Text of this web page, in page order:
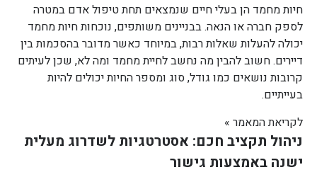
חיות מחמד הן בעלי חיים שנמצאים תחת טיפול אדם במטרה
לספק חברה או הנאה. בבניינים משותפים, נוכחות חיות מחמד
יכולה להעלות שאלות רבות, במיוחד כאשר מדובר בהסכמות בין
דיירים. חשוב להבין מה נחשב לחיית מחמד ומה לא, שכן לעיתים
קרובות נושאים כמו גודל, סוג ומספר החיות יכולים להיות
בעייתיים.
לקריאת המאמר »
ניהול תקציב חכם: אסטרטגיות לשדרוג מעלית
ישנה באמצעות גישור